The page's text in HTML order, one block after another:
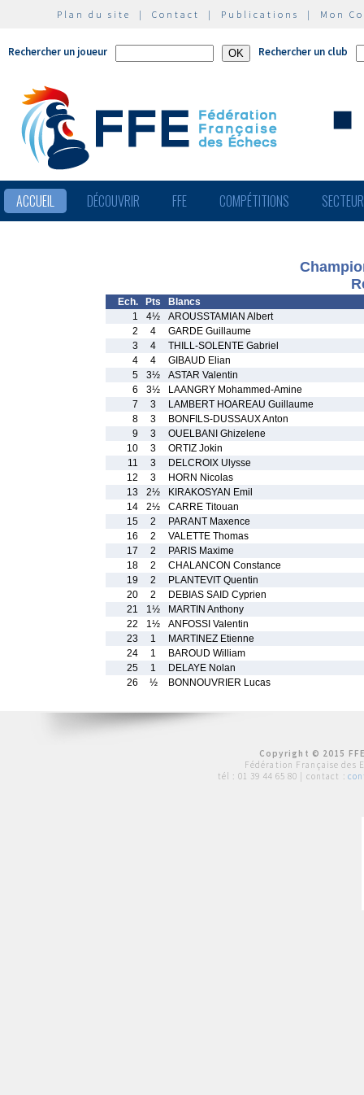
Plan du site | Contact | Publications | Mon
Rechercher un joueur Rechercher un club
ACCUEIL DÉCOUVRIR FFE COMPÉTITIONS
Ech. Pts
Blancs
1
4½
AROUSSTAMIAN Albert
2
4
GARDE Guillaume
3
4
THILL-SOLENTE Gabriel
4
4
GIBAUD Elian
5
3½
ASTAR Valentin
6
3½
LAANGRY Mohammed-Amine
7
3
LAMBERT HOAREAU Guillaume
8
3
BONFILS-DUSSAUX Anton
9
3
OUELBANI Ghizelene
10
3
ORTIZ Jokin
11
3
DELCROIX Ulysse
12
3
HORN Nicolas
13
2½
KIRAKOSYAN Emil
14
2½
CARRE Titouan
15
2
PARANT Maxence
16
2
VALETTE Thomas
17
2
PARIS Maxime
18
2
CHALANCON Constance
19
2
PLANTEVIT Quentin
20
2
DEBIAS SAID Cyprien
21
1½
MARTIN Anthony
22
1½
ANFOSSI Valentin
23
1
MARTINEZ Etienne
24
1
BAROUD William
25
1
DELAYE Nolan
26
½ BONNOUVRIER Lucas
Copyright © 2015
Fédération Française des
tél : 01 39 44 65 80 | contact :